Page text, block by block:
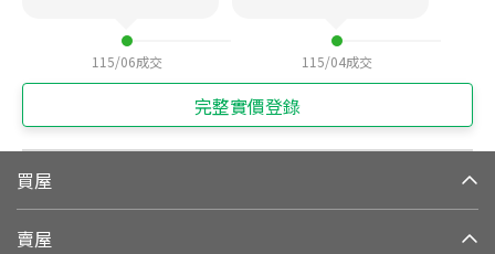
115/06成交 115/04成交
完整實價登錄
買屋
賣屋